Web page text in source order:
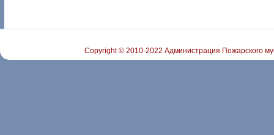
Copyright © 2010-2022 Администрация Пожарского